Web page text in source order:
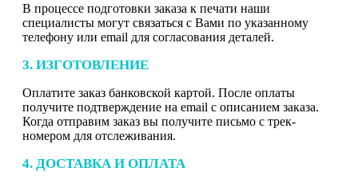
В процессе подготовки заказа к печати наши
специалисты могут связаться с Вами по указанному
телефону или email для согласования деталей.
3. ИЗГОТОВЛЕНИЕ
Оплатите заказ банковской картой. После оплаты
получите подтверждение на email с описанием заказа.
Когда отправим заказ вы получите письмо с трек-
номером для отслеживания.
4. ДОСТАВКА И ОПЛАТА